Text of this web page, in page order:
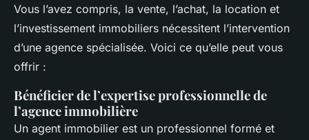
Vous l’avez compris, la vente, l’achat, la location et
l’investissement immobiliers nécessitent l’intervention
d’une agence spécialisée. Voici ce qu’elle peut vous
offrir :
Bénéficier de l’expertise professionnelle de
l’agence immobilière
Un agent immobilier est un professionnel formé et